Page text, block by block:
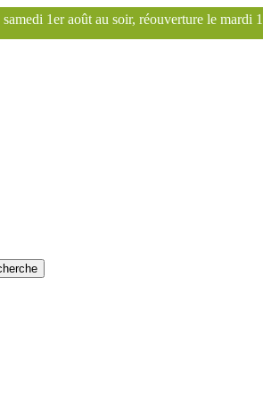
le mardi 1er septembre. Le site